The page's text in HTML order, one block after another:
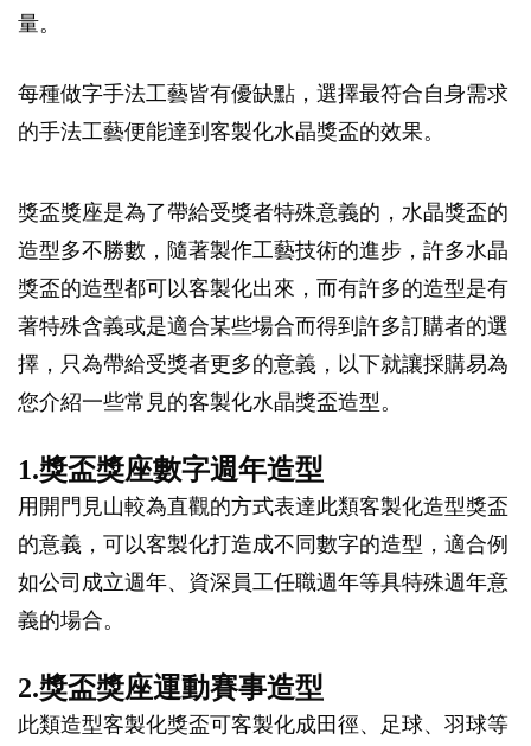
量。
每種做字手法工藝皆有優缺點，選擇最符合自身需求
的手法工藝便能達到客製化水晶獎盃的效果。
獎盃獎座是為了帶給受獎者特殊意義的，水晶獎盃的
造型多不勝數，隨著製作工藝技術的進步，許多水晶
獎盃的造型都可以客製化出來，而有許多的造型是有
著特殊含義或是適合某些場合而得到許多訂購者的選
擇，只為帶給受獎者更多的意義，以下就讓採購易為
您介紹一些常見的客製化水晶獎盃造型。
1.獎盃獎座數字週年造型
用開門見山較為直觀的方式表達此類客製化造型獎盃
的意義，可以客製化打造成不同數字的造型，適合例
如公司成立週年、資深員工任職週年等具特殊週年意
義的場合。
2.獎盃獎座運動賽事造型
此類造型客製化獎盃可客製化成田徑、足球、羽球等